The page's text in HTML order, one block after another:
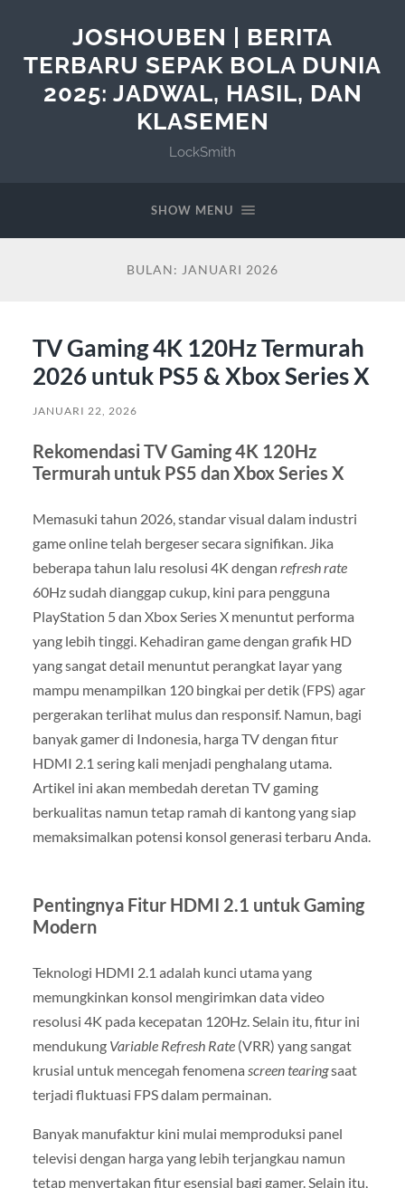
JOSHOUBEN | BERITA
TERBARU SEPAK BOLA DUNIA
2025: JADWAL, HASIL, DAN
KLASEMEN
LockSmith
SHOW MENU
BULAN: JANUARI 2026
TV Gaming 4K 120Hz Termurah
2026 untuk PS5 & Xbox Series X
JANUARI 22, 2026
Rekomendasi TV Gaming 4K 120Hz
Termurah untuk PS5 dan Xbox Series X
Memasuki tahun 2026, standar visual dalam industri
game online telah bergeser secara signifikan. Jika
beberapa tahun lalu resolusi 4K dengan refresh rate
60Hz sudah dianggap cukup, kini para pengguna
PlayStation 5 dan Xbox Series X menuntut performa
yang lebih tinggi. Kehadiran game dengan grafik HD
yang sangat detail menuntut perangkat layar yang
mampu menampilkan 120 bingkai per detik (FPS) agar
pergerakan terlihat mulus dan responsif. Namun, bagi
banyak gamer di Indonesia, harga TV dengan fitur
HDMI 2.1 sering kali menjadi penghalang utama.
Artikel ini akan membedah deretan TV gaming
berkualitas namun tetap ramah di kantong yang siap
memaksimalkan potensi konsol generasi terbaru Anda.
Pentingnya Fitur HDMI 2.1 untuk Gaming
Modern
Teknologi HDMI 2.1 adalah kunci utama yang
memungkinkan konsol mengirimkan data video
resolusi 4K pada kecepatan 120Hz. Selain itu, fitur ini
mendukung Variable Refresh Rate(VRR) yang sangat
krusial untuk mencegah fenomena screen tearingsaat
terjadi fluktuasi FPS dalam permainan.
Banyak manufaktur kini mulai memproduksi panel
televisi dengan harga yang lebih terjangkau namun
tetap menyertakan fitur esensial bagi gamer. Selain itu,